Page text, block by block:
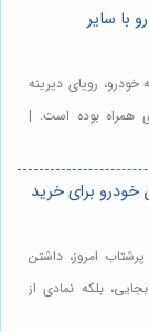
با سایر
رویای دیرینه
همراه بوده است. |
خودرو برای خرید
امروز، داشتن
بلکه نمادی از